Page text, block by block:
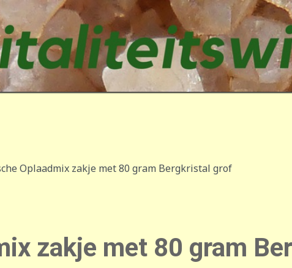
Oplaadmix zakje met 80 gram Bergkristal grof
zakje met 80 gram